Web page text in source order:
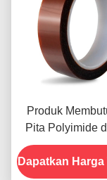
Produk
Pita Polyimide
Resistensi
1000V
Dapatkan Harga